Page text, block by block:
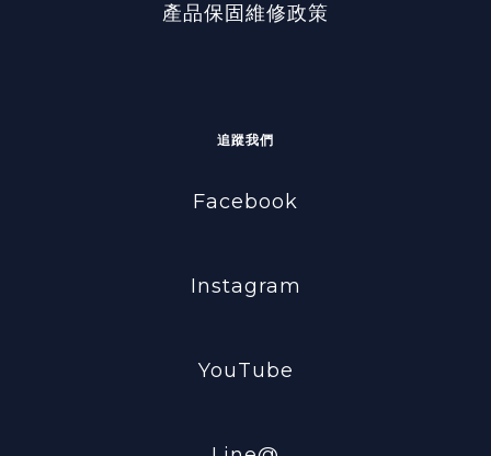
產品保固維修政策
追蹤我們
Facebook
Instagram
YouTube